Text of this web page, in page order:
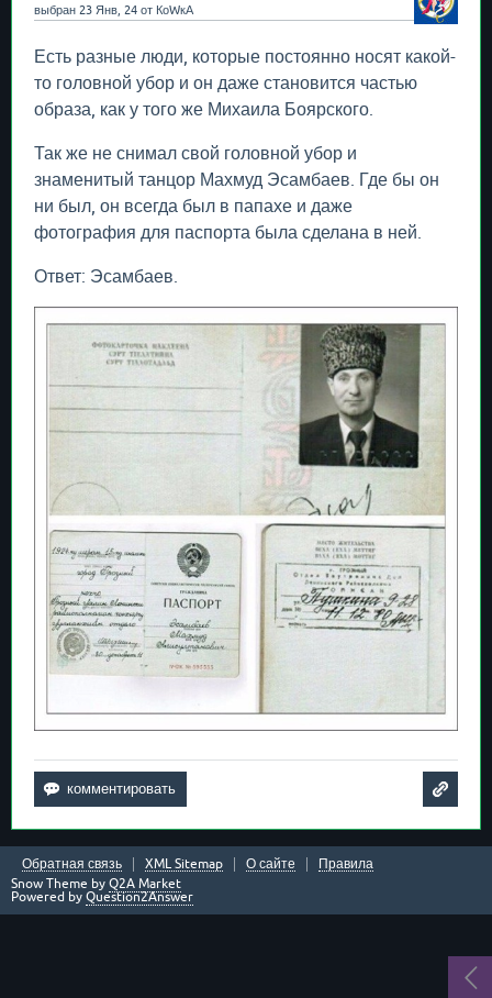
выбран 23 Янв, 24 от КоWкА
Есть разные люди, которые постоянно носят какой-
то головной убор и он даже становится частью
образа, как у того же Михаила Боярского.
Так же не снимал свой головной убор и
знаменитый танцор Махмуд Эсамбаев. Где бы он
ни был, он всегда был в папахе и даже
фотография для паспорта была сделана в ней.
Ответ: Эсамбаев.
Обратная связь XML Sitemap О сайте
Правила
Snow Theme by Q2A Market
Powered by Question2Answer